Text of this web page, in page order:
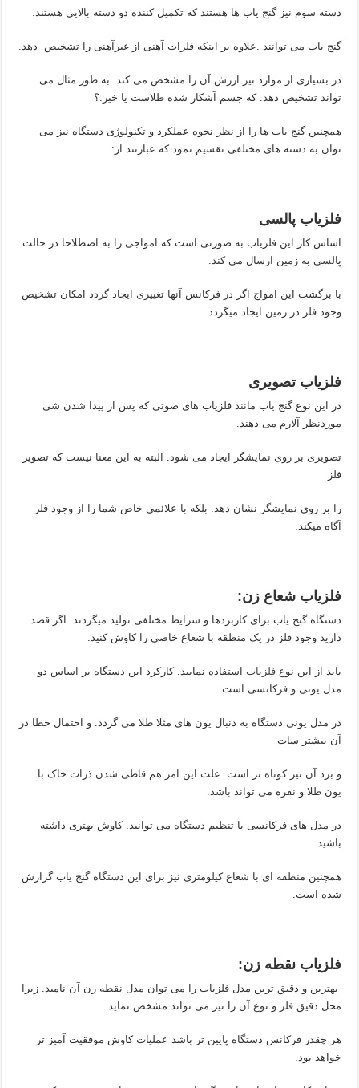
دسته سوم نیز گنج یاب ها هستند که تکمیل کننده دو دسته بالایی هستند.
گنج یاب می توانند .علاوه بر اینکه فلزات آهنی از غیرآهنی را تشخیص دهد.
در بسیاری از موارد نیز ارزش آن را مشخص می کند. به طور مثال می
تواند تشخیص دهد. که جسم آشکار شده طلاست یا خیر.؟
همچنین گنج یاب ها را از نظر نحوه عملکرد و تکنولوژی دستگاه نیز می
توان به دسته های مختلفی تقسیم نمود که عبارتند از:
فلزیاب پالسی
اساس کار این فلزیاب به صورتی است که امواجی را به اصطلاحا در حالت
پالسی به زمین ارسال می کند.
با برگشت این امواج اگر در فرکانس آنها تغییری ایجاد گردد امکان تشخیص
وجود فلز در زمین ایجاد میگردد.
فلزیاب تصویری
در این نوع گنج یاب مانند فلزیاب های صوتی که پس از پیدا شدن شی
موردنظر آلارم می دهند.
تصویری بر روی نمایشگر ایجاد می شود. البته به این معنا نیست که تصویر
فلز
را بر روی نمایشگر نشان دهد. بلکه با علائمی خاص شما را از وجود فلز
آگاه میکند.
فلزیاب شعاع زن:
دستگاه گنج یاب برای کاربردها و شرایط مختلفی تولید میگردند. اگر قصد
دارید وجود فلز در یک منطقه با شعاع خاصی را کاوش کنید.
باید از این نوع فلزیاب استفاده نمایید. کارکرد این دستگاه بر اساس دو
مدل یونی و فرکانسی است.
در مدل یونی دستگاه به دنبال یون های مثلا طلا می گردد. و احتمال خطا در
آن بیشتر سات
و برد آن نیز کوتاه تر است. علت این امر هم قاطی شدن ذرات خاک با
یون طلا و نقره می تواند باشد.
در مدل های فرکانسی با تنظیم دستگاه می توانید. کاوش بهتری داشته
باشید.
همچنین منطقه ای با شعاع کیلومتری نیز برای این دستگاه گنج یاب گزارش
شده است.
فلزیاب نقطه زن:
بهترین و دقیق ترین مدل فلزیاب را می توان مدل نقطه زن آن نامید. زیرا
محل دقیق فلز و نوع آن را نیز می تواند مشخص نماید.
هر چقدر فرکانس دستگاه پایین تر باشد عملیات کاوش موفقیت آمیز تر
خواهد بود.